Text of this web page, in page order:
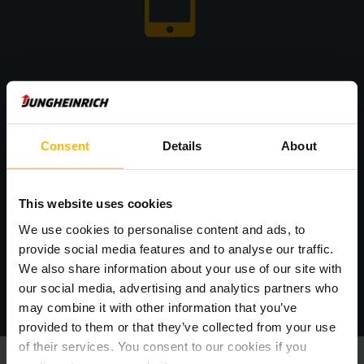
Consent Details About
This website uses cookies
We use cookies to personalise content and ads, to
provide social media features and to analyse our traffic.
We also share information about your use of our site with
our social media, advertising and analytics partners who
may combine it with other information that you’ve
provided to them or that they’ve collected from your use
of their services. You consent to our cookies if you
De snelste manier om service aan te vragen
Met het gratis Call4Service platform kunt u op elk moment
Jungheinrich! Meld stilstand en storingen snel en eenvoudig
MEER WETEN